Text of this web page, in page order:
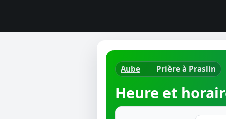
Horaires
Heure de
Aube Prière à Praslin
Heure et